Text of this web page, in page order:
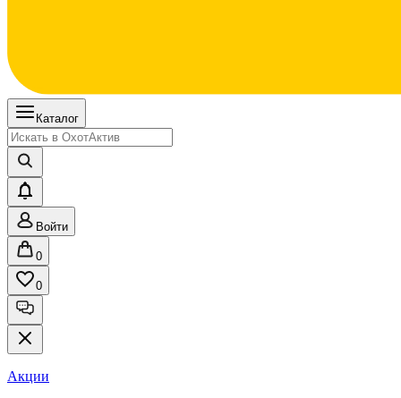
Каталог
Войти
0
0
Акции